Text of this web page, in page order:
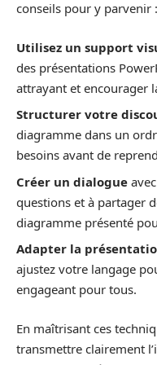
conseils pour y parvenir :
Utilisez un support
des présentations
attrayant et encourager
Structurer votre
diagramme dans un
besoins avant de
Créer un dialogue
questions et à partager
diagramme présenté
Adapter la
ajustez votre langage
engageant pour tous.
En maîtrisant ces
transmettre clairement